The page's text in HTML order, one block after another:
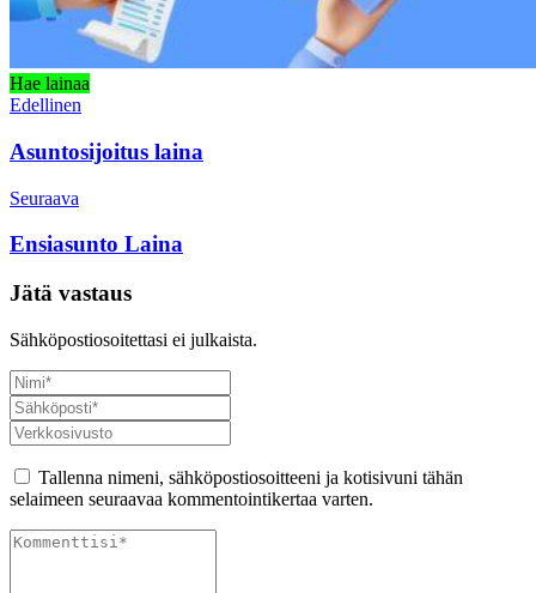
Hae lainaa
Edellinen
Asuntosijoitus laina
Seuraava
Ensiasunto Laina
Jätä vastaus
Sähköpostiosoitettasi ei julkaista.
Tallenna nimeni, sähköpostiosoitteeni ja kotisivuni tähän
selaimeen seuraavaa kommentointikertaa varten.